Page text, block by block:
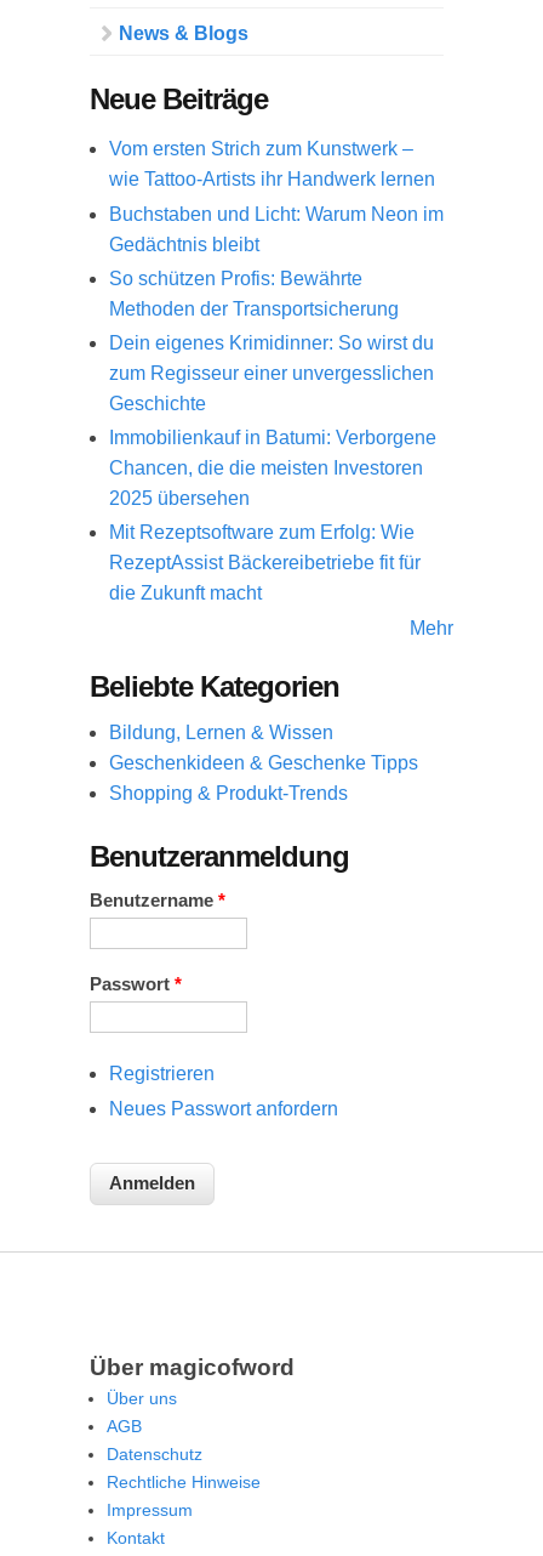
News & Blogs
Neue Beiträge
Vom ersten Strich zum Kunstwerk –
wie Tattoo-Artists ihr Handwerk lernen
Buchstaben und Licht: Warum Neon im
Gedächtnis bleibt
So schützen Profis: Bewährte
Methoden der Transportsicherung
Dein eigenes Krimidinner: So wirst du
zum Regisseur einer unvergesslichen
Geschichte
Immobilienkauf in Batumi: Verborgene
Chancen, die die meisten Investoren
2025 übersehen
Mit Rezeptsoftware zum Erfolg: Wie
RezeptAssist Bäckereibetriebe fit für
die Zukunft macht
Mehr
Beliebte Kategorien
Bildung, Lernen & Wissen
Geschenkideen & Geschenke Tipps
Shopping & Produkt-Trends
Benutzeranmeldung
Benutzername *
Passwort *
Registrieren
Neues Passwort anfordern
Über magicofword
Über uns
AGB
Datenschutz
Rechtliche Hinweise
Impressum
Kontakt